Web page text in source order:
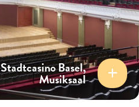
Basel,
Musiksaal